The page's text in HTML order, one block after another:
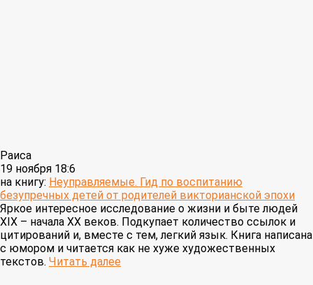
Раиса
19 ноября 18:6
на книгу: Неуправляемые. Гид по воспитанию
безупречных детей от родителей викторианской эпохи
Яркое интересное исследование о жизни и быте людей
XIX – начала XX веков. Подкупает количество ссылок и
цитирований и, вместе с тем, легкий язык. Книга написана
с юмором и читается как не хуже художественных
текстов. Читать далее